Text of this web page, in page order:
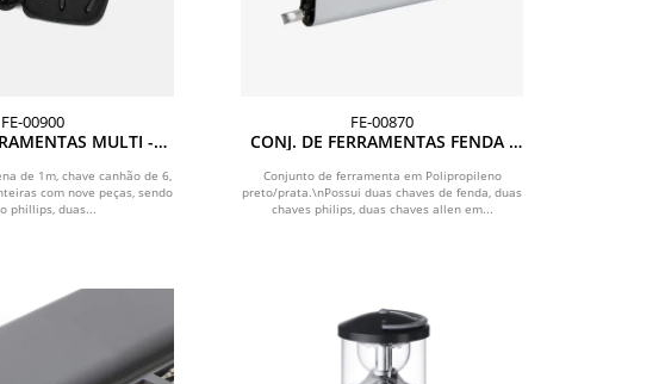
FE-00900
MULTI -
de 1m, chave canhão de 6,
com nove peças, sendo
phillips, duas...
FE-00870
CONJ. DE FERRAMENTAS FENDA /
Conjunto de ferramenta em Polipropileno
preto/prata.\nPossui duas chaves de fenda, duas
chaves philips, duas chaves allen em...